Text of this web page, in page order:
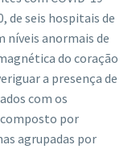
de seis hospitais de
níveis anormais de
do coração
a presença de
com os
por
agrupadas por